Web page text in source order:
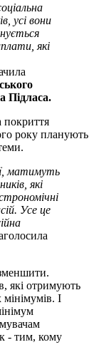
усі вони
які
Підласа.
покриття
року планують
матимуть
які
Усе це
які отримують
І
- тим, кому